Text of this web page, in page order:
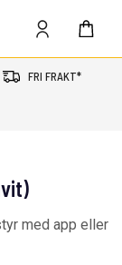
FRI FRAKT*
med app eller